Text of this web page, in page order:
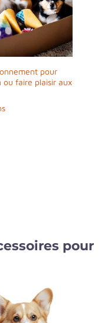
pour
faire plaisir aux
pour